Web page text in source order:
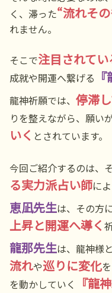
く、滞った“流れそ
れません。
そこで注目されてい
成就や開運へ繋げる
龍神祈願では、 停滞
りを整えながら、願い
いく とされています。
今回ご紹介するのは、
る実力派占い師に
恵凪先生は、その方
上昇と開運へ導く
龍那先生は、龍神様
流れや巡りに変化
を動かしていく
『龍